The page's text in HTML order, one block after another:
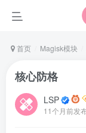
首页 Magisk模块
核心防格
LSP
11个月前发